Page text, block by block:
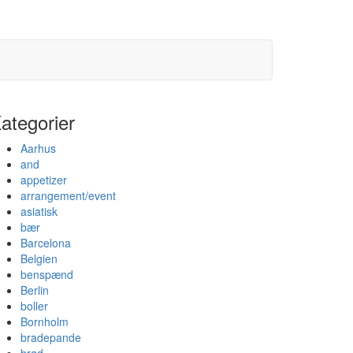
Aarhus
and
appetizer
arrangement/event
asiatisk
bær
Barcelona
Belgien
benspænd
Berlin
boller
Bornholm
bradepande